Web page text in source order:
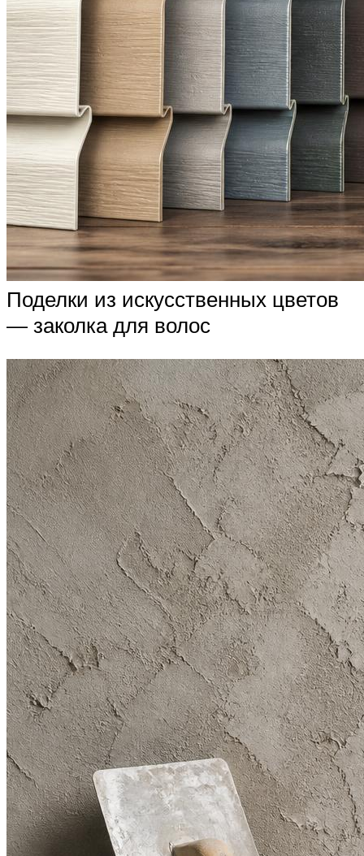
Поделки из искусственных цветов
— заколка для волос